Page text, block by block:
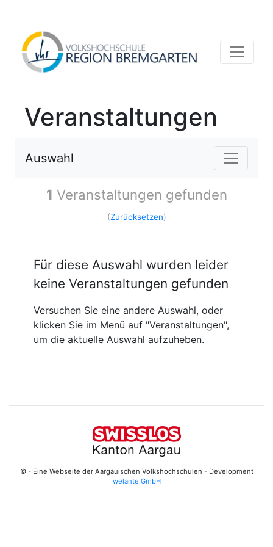
Veranstaltungen
Auswahl
1 Veranstaltungen gefunden
(Zurücksetzen)
Für diese Auswahl wurden leider
keine Veranstaltungen gefunden
Versuchen Sie eine andere Auswahl, oder
klicken Sie im Menü auf "Veranstaltungen",
um die aktuelle Auswahl aufzuheben.
© - Eine Webseite der Aargauischen Volkshochschulen - Development
welante GmbH